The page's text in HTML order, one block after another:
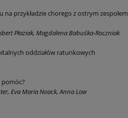
przykładzie chorego z ostrym zespołem
Płaziak, Magdalena Babuśka-Roczniak
oddziałów ratunkowych
Eva Maria Noack, Anna Low